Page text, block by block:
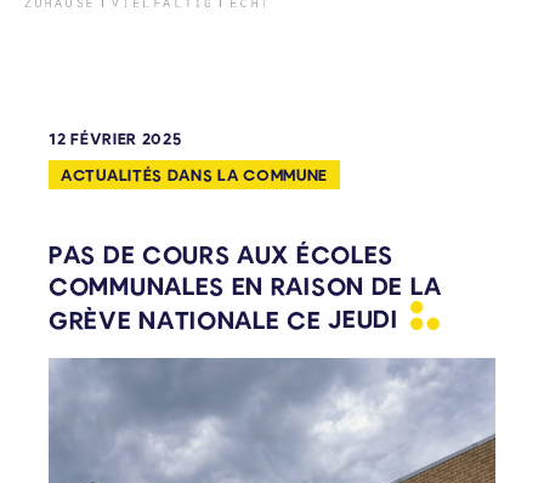
12 FÉVRIER 2025
ACTUALITÉS DANS LA COMMUNE
PAS DE COURS AUX ÉCOLES
COMMUNALES EN RAISON DE LA
GRÈVE NATIONALE CEJEUDI